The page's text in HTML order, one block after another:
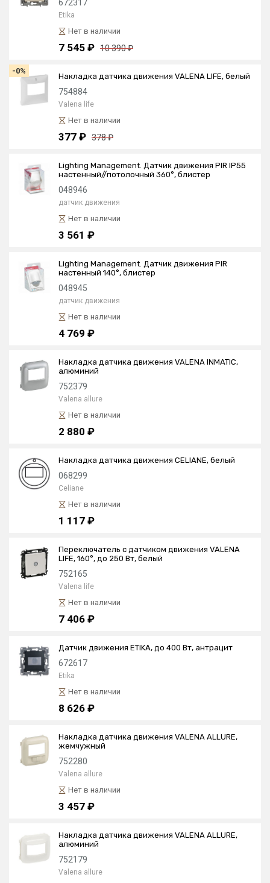
672317
Etika
Нет в наличии
7 545 ₽ 10 390 ₽
-0%
Накладка датчика движения VALENA LIFE, белый
754884
Valena life
Нет в наличии
377 ₽ 378 ₽
Lighting Management. Датчик движения PIR IP55
настенный//потолочный 360°, блистер
048946
датчик движения
Нет в наличии
3 561 ₽
Lighting Management. Датчик движения PIR
настенный 140°, блистер
048945
датчик движения
Нет в наличии
4 769 ₽
Накладка датчика движения VALENA INMATIC,
алюминий
752379
Valena allure
Нет в наличии
2 880 ₽
Накладка датчика движения CELIANE, белый
068299
Celiane
Нет в наличии
1 117 ₽
Переключатель с датчиком движения VALENA
LIFE, 160°, до 250 Вт, белый
752165
Valena life
Нет в наличии
7 406 ₽
Датчик движения ETIKA, до 400 Вт, антрацит
672617
Etika
Нет в наличии
8 626 ₽
Накладка датчика движения VALENA ALLURE,
жемчужный
752280
Valena allure
Нет в наличии
3 457 ₽
Накладка датчика движения VALENA ALLURE,
алюминий
752179
Valena allure